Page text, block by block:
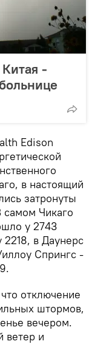
-
Edison
в настоящий
затронуты
Чикаго
у 2743
2218, в Даунерс
Спрингс -
отключение
штормов,
вечером.
ветер и